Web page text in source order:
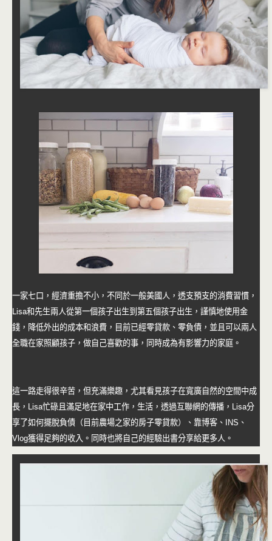
一家七口，經濟重擔不小，不同於一般美國人，透支預支的消費習慣，
Lisa和先生兩人從第一個孩子出生到第五個孩子出生，謹慎地使用金
錢，降低外出的成本和浪費，目前已經零貸款、零負債，並且可以兩人
全職在家照顧孩子，做自己喜歡的事，同時成為有影響力的家庭。
這一路走得很辛苦，但充滿樂趣，尤其看見孩子在寬廣自然的空間中成
長，Lisa忙碌且滿足地在家中工作，生活，透過互聯網的傳播，Lisa分
享了如何擺脫負債（目前農場之家的房子零貸款）、靠博客、INS、
Vlog獲得足夠的收入。同時也將自己的經驗出書分享給更多人。